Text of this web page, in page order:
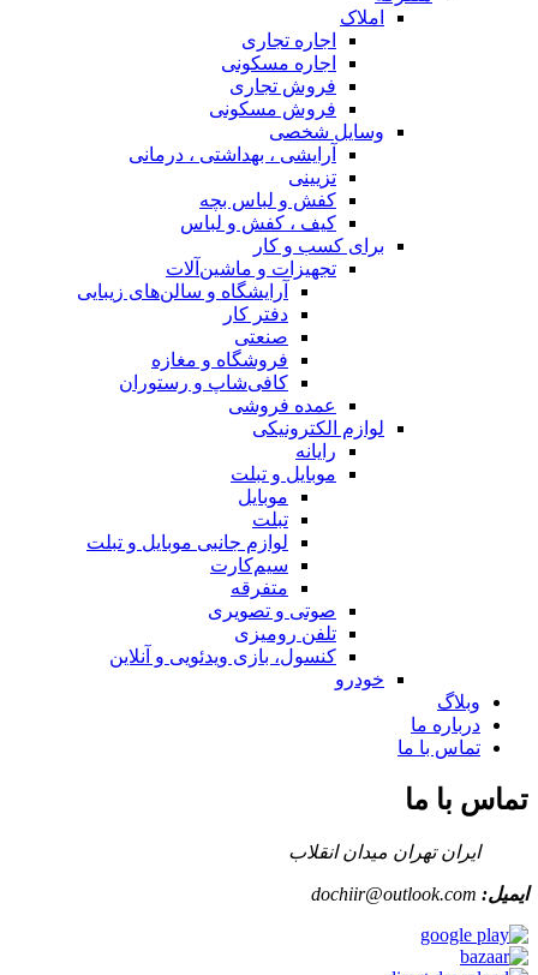
املاک
اجاره تجاری
اجاره مسکونی
فروش تجاری
فروش مسکونی
وسایل شخصی
آرایشی ، بهداشتی ، درمانی
تزیینی
کفش و لباس بچه
کیف ، کفش و لباس
برای کسب و کار
تجهیزات و ماشین‌آلات
آرایشگاه و سالن‌های زیبایی
دفتر کار
صنعتی
فروشگاه و مغازه
کافی‌شاپ و رستوران
عمده فروشی
لوازم الکترونیکی
رایانه
موبایل و تبلت
موبایل
تبلت
لوازم جانبی موبایل و تبلت
سیم‌کارت
متفرقه
صوتی و تصویری
تلفن رومیزی
کنسول، بازی‌ ویدئویی و آنلاین
خودرو
وبلاگ
درباره ما
تماس با ما
تماس با ما
ایران تهران میدان انقلاب
ایمیل: dochiir@outlook.com